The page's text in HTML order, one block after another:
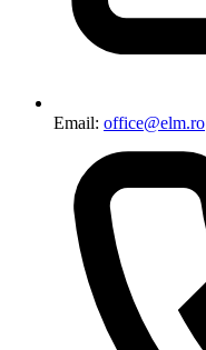
Email: office@elm.ro